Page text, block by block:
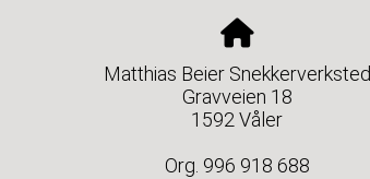
Matthias Beier Snekkerverksted
Gravveien 18
1592 Våler
Org. 996 918 688